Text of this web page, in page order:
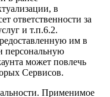
в
ответственности за
и т.п.6.2.
им в
персональную
может повлечь
Сервисов.
Применимое